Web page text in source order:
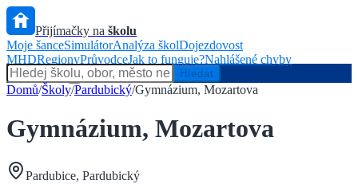
Přijímačky na školu
Moje šanceSimulátorAnalýza školDojezdovost
MHDRegionyPrůvodceJak to funguje?Nahlášené chyby
Hlídač státu
Hledat
Domů/Školy/Pardubický/Gymnázium, Mozartova
Gymnázium, Mozartova
Pardubice, Pardubický